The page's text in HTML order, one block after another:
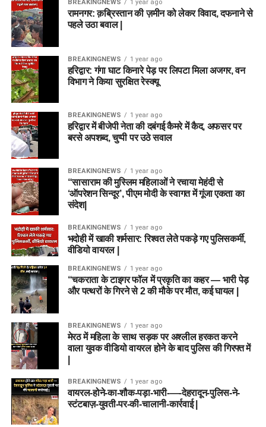
BREAKINGNEWS 1 year ago
रामनगर: क़ब्रिस्तान की ज़मीन को लेकर विवाद, दफनाने से
पहले उठा बवाल |
BREAKINGNEWS 1 year ago
हरिद्वार: गंगा घाट किनारे पेड़ पर लिपटा मिला अजगर, वन
विभाग ने किया सुरक्षित रेस्क्यू
BREAKINGNEWS 1 year ago
हरिद्वार में बीजेपी नेता की दबंगई कैमरे में कैद, अफसर पर
बरसे अपशब्द, चुप्पी पर उठे सवाल
BREAKINGNEWS 1 year ago
“सासाराम की मुस्लिम महिलाओं ने रचाया मेहंदी से
‘ऑपरेशन सिन्दूर’, पीएम मोदी के स्वागत में गूंजा एकता का
संदेश|
BREAKINGNEWS 1 year ago
भदोही में खाकी शर्मसार: रिश्वत लेते पकड़े गए पुलिसकर्मी,
वीडियो वायरल |
BREAKINGNEWS 1 year ago
“चकराता के टाइगर फॉल में प्रकृति का कहर — भारी पेड़
और पत्थरों के गिरने से 2 की मौके पर मौत, कई घायल |
BREAKINGNEWS 1 year ago
मेरठ में महिला के साथ सड़क पर अश्लील हरकत करने
वाला युवक वीडियो वायरल होने के बाद पुलिस की गिरफ्त में
BREAKINGNEWS 1 year ago
वायरल-होने-का-शौक-पड़ा-भारी-—-देहरादून-पुलिस-ने-
स्टंटबाज़-युवती-पर-की-चालानी-कार्रवाई |